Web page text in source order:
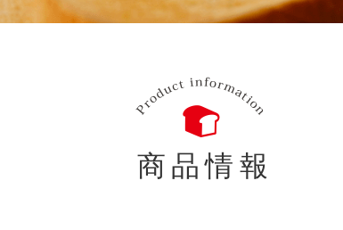
商品情報